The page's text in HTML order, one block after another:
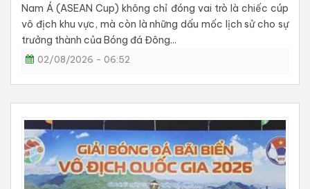
Nam Á (ASEAN Cup) không chỉ đóng vai trò là chiếc cúp
vô địch khu vực, mà còn là những dấu mốc lịch sử cho sự
trưởng thành của Bóng đá Đông...
02/08/2026 - 06:52